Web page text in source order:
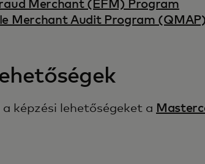
Merchant (EFM) Program
Merchant Audit Program (QMAP)
a képzési lehetőségeket a